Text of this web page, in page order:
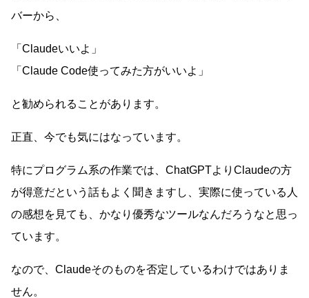
バーから、
「Claudeいいよ」
「Claude Code使ってみた方がいいよ」
と勧められることがあります。
正直、今でも気にはなっています。
特にプログラム系の作業では、ChatGPTよりClaudeの方
が得意だという話もよく聞きますし、実際に使っている人
の感想を見ても、かなり優秀なツールなんだろうなと思っ
ています。
なので、Claudeそのものを否定しているわけではありま
せん。